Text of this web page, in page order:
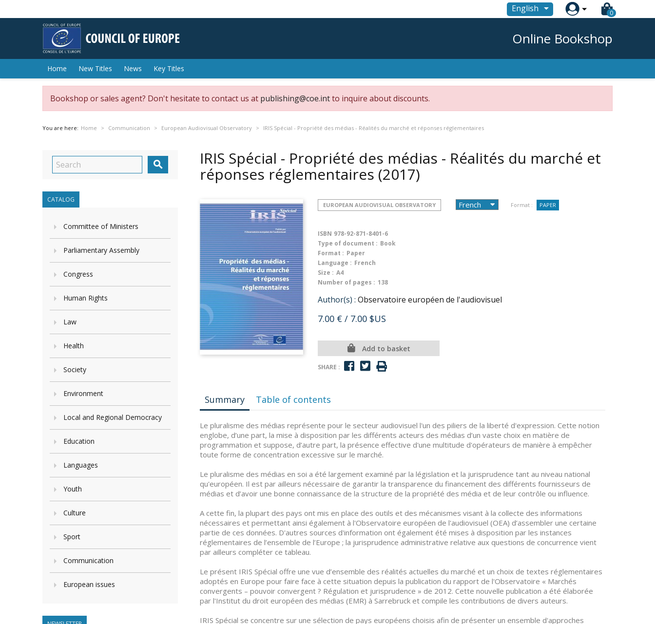
English  0
Online Bookshop
Home New Titles News Key Titles
Bookshop or sales agent? Don't hesitate to contact us at publishing@coe.intto inquire about discounts.
You are here: Home Communication European Audiovisual Observatory IRIS Spécial - Propriété des médias - Réalités du marché et réponses réglementaires

CATALOG
Committee of Ministers
Parliamentary Assembly
Congress
Human Rights
Law
Health
Society
Environment
Local and Regional Democracy
Education
Languages
Youth
Culture
Sport
Communication
European issues
IRIS Spécial - Propriété des médias - Réalités du marché et
réponses réglementaires (2017)
EUROPEAN AUDIOVISUAL OBSERVATORY Format : PAPER
ISBN 978-92-871-8401-6
Type of document : Book
Format : Paper
Language : French
Size : A4
Number of pages : 138
Author(s) : Observatoire européen de l'audiovisuel
7.00 € / 7.00 $US
Add to basket
SHARE :
Summary Table of contents
Le pluralisme des médias représente pour le secteur audiovisuel l'un des piliers de la liberté d'expression. Cette notion
englobe, d’une part, la mise à disposition par les différents acteurs des médias d’un vaste choix en matière de
programmation et suppose, d’autre part, la présence effective d'une multitude d'opérateurs de manière à empêcher
toute forme de concentration excessive sur le marché.
Le pluralisme des médias en soi a été largement examiné par la législation et la jurisprudence tant au niveau national
qu'européen. Il est par ailleurs nécessaire de garantir la transparence du financement des différents fournisseurs de
médias et d’avoir une bonne connaissance de la structure de la propriété des média et de leur contrôle ou influence.
A cette fin, la plupart des pays ont mis en place des outils et des mécanismes visant à la collecte des informations
nécessaires et permettant ainsi également à l'Observatoire européen de l'audiovisuel (OEA) d’assembler une certaine
partie de ces données. D'autres sources d'information ont également été mises à disposition par les instances
réglementaires de l’ensemble de l’Europe ; la jurisprudence administrative relative aux questions de concurrence vient
par ailleurs compléter ce tableau.
Le présent IRIS Spécial offre une vue d’ensemble des réalités actuelles du marché et un choix de textes réglementaires
adoptés en Europe pour faire face à cette situation depuis la publication du rapport de l'Observatoire « Marchés
convergents – pouvoir convergent ? Régulation et jurisprudence » de 2012. Cette nouvelle publication a été élaborée
par l'Institut du droit européen des médias (EMR) à Sarrebruck et compile les contributions de divers auteurs.
IRIS Spécial se concentre sur une sélection de pays européens choisis afin de présenter un ensemble d'approches